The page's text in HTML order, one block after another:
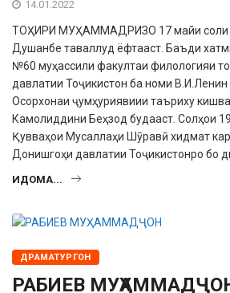
14.01.2022
ТОҲИРИ МУҲАММАДРИЗО 17 майи соли
Душанбе таваллуд ёфтааст. Баъди
№60 муҳассили факултаи филологияи
давлатии Тоҷикистон ба номи
Осорхонаи ҷумҳуриявиии таъриху
Камолиддини Беҳзод будааст. Солҳои
Қувваҳои Мусаллаҳи Шӯравӣ хидмат
Донишгоҳи давлатии Тоҷикистонро бо
ИДОМА...
ДРАМАТУРГОН
РАБИЕВ